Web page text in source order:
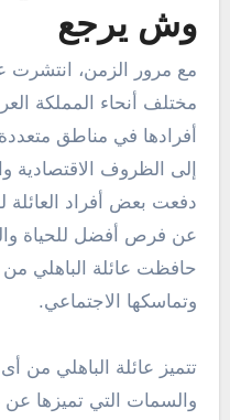
وش يرجع
مع مرور الزمن، انتشرت
مختلف أنحاء المملكة
أفرادها في مناطق
إلى الظروف الاقتصادية
دفعت بعض أفراد العائلة
عن فرص أفضل للحياة
حافظت عائلة الباهلي من
وتماسكها الاجتماعي.
تتميز عائلة الباهلي من
والسمات التي تميزها عن